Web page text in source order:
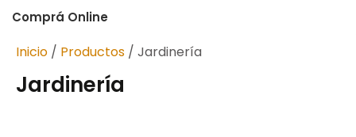
Comprá Online
Inicio / Productos / Jardinería
Jardinería